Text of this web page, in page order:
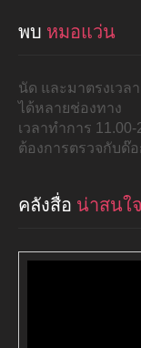
พบ หมอแว่น
นัด และมาตรงเวล
ได้หลายช่องทาง
เวลาทำการ
ต้องการตรวจกับด๊
คลังสื่อ น่าสนใจ